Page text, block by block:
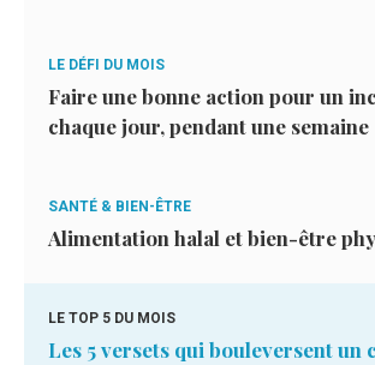
LE DÉFI DU MOIS
Faire une bonne action pour un
chaque jour, pendant une semaine
SANTÉ & BIEN-ÊTRE
Alimentation halal et bien-être
LE TOP 5 DU MOIS
Les 5 versets qui bouleversent un